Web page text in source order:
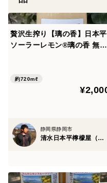
贅沢生搾り【璃の香】日本平
ソーラーレモン®️璃の香 無添
約720mℓ
静岡県静岡市
清水日本平檸檬屋（静岡県静岡市）